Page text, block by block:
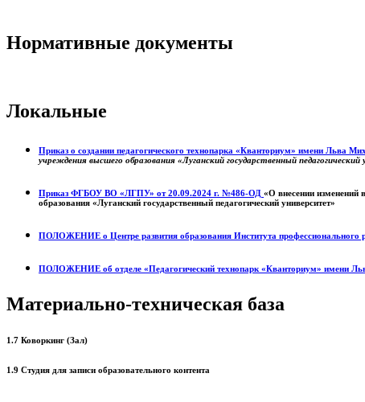
Нормативные документы
Локальные
Приказ о создании педагогического технопарка «Кванториум» имени Льва
учреждения высшего образования «Луганский государственный педагогический
Приказ ФГБОУ ВО «ЛГПУ» от 20.09.2024 г. №486-ОД «О внесении изменений
образования «Луганский государственный педагогический университет»
ПОЛОЖЕНИЕ о Центре развития образования Института
ПОЛОЖЕНИЕ об отделе «Педагогический технопарк «Кванториум» имени
Материально-техническая база
1.7 Коворкинг (Зал)
1.9 Студия для записи образовательного контента